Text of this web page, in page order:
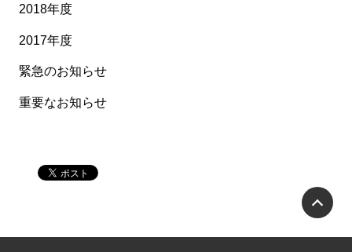
2018年度
2017年度
緊急のお知らせ
重要なお知らせ